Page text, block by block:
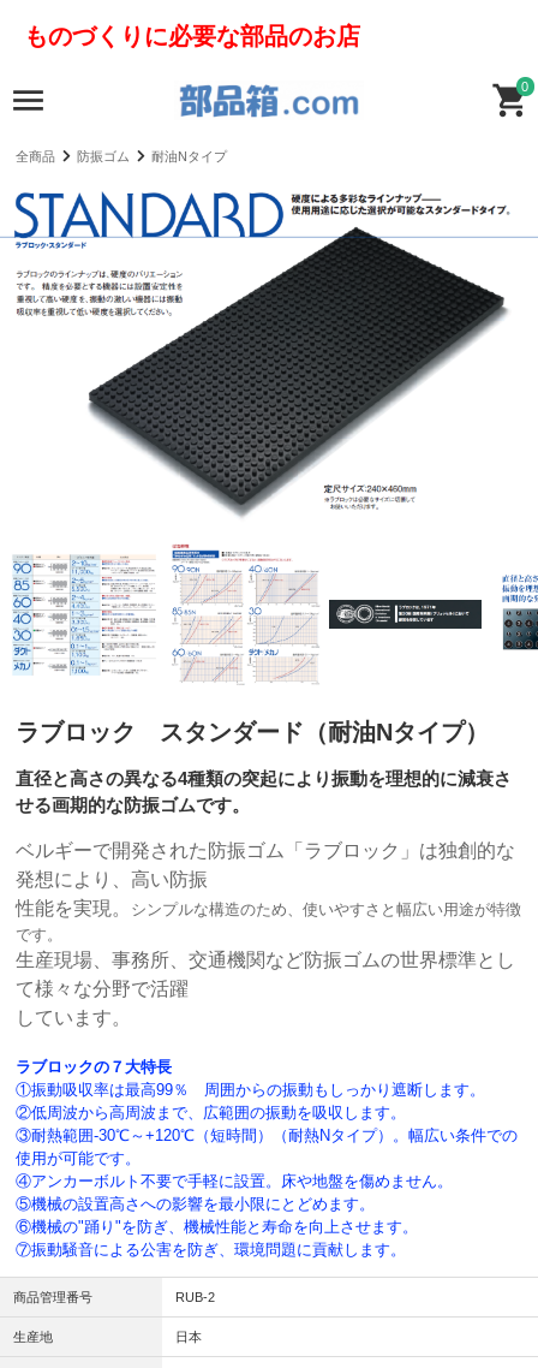
ものづくりに必要な部品のお店
0
全商品 防振ゴム 耐油Nタイプ
ラブロック スタンダード（耐油Nタイプ）
直径と高さの異なる4種類の突起により振動を理想的に減衰さ
せる画期的な防振ゴムです。
ベルギーで開発された防振ゴム「ラブロック」は独創的な
発想により、高い防振
性能を実現。
シンプルな構造のため、使いやすさと幅広い用途が特徴
です。
生産現場、事務所、交通機関など防振ゴムの世界標準とし
て様々な分野で活躍
しています。
ラブロックの７大特長
①振動吸収率は最高99％ 周囲からの振動もしっかり遮断します。
②低周波から高周波まで、広範囲の振動を吸収します。
③耐熱範囲-30℃～+120℃（短時間）（耐熱Nタイプ）。幅広い条件での
使用が可能です。
④アンカーボルト不要で手軽に設置。床や地盤を傷めません。
⑤機械の設置高さへの影響を最小限にとどめます。
⑥機械の"踊り"を防ぎ、機械性能と寿命を向上させます。
⑦振動騒音による公害を防ぎ、環境問題に貢献します。
商品管理番号 RUB-2
生産地 日本